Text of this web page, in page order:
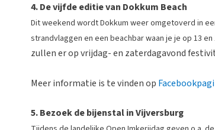
4. De vijfde editie van Dokkum Beach
Dit weekend wordt Dokkum weer omgetoverd in
strandvlaggen en een beachbar waan je je op 13
zullen er op vrijdag- en zaterdagavond
Meer informatie is te vinden op
5. Bezoek de bijenstal in Vijversburg